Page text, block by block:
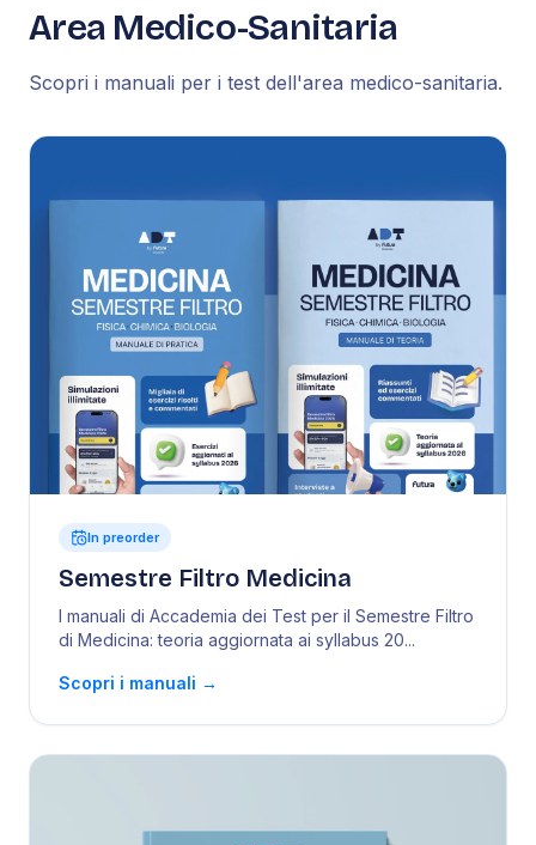
Area Medico-Sanitaria
Scopri i manuali per i test dell'area medico-sanitaria.
In preorder
Semestre Filtro Medicina
I manuali di Accademia dei Test per il Semestre Filtro
di Medicina: teoria aggiornata ai syllabus 20...
Scopri i manuali →